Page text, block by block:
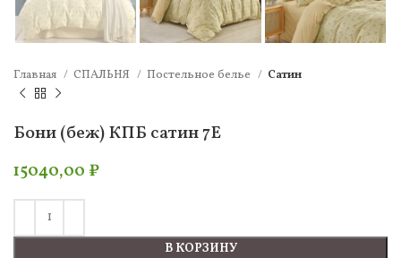
Главная СПАЛЬНЯ Постельное белье Сатин
Бони (беж) КПБ сатин 7Е
15040,00 ₽
В КОРЗИНУ